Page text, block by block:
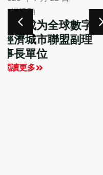
2026 年 7 月 16 日
行業觀點
全球數字經濟城市
聯盟學員探訪用友
閲讀更多